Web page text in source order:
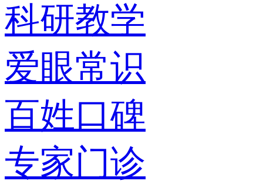
科研教学
爱眼常识
百姓口碑
专家门诊